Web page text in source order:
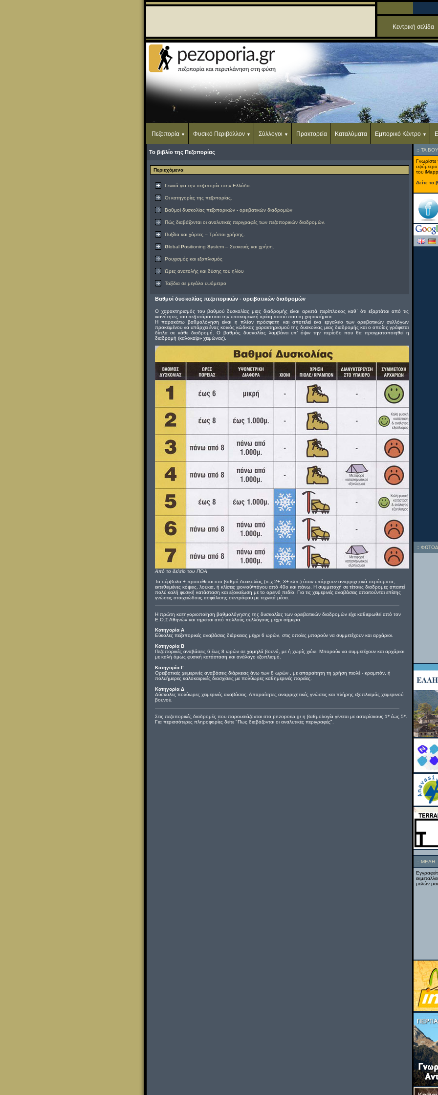
Κεντρική σελίδα
Πεζοπορία Φυσικό Περιβάλλον Σύλλογοι Πρακτορεία Καταλύματα Εμπορικό Κέντρο
Το βιβλίο της Πεζοπορίας
Περιεχόμενα
Γενικά για την πεζοπορία στην Ελλάδα.
Οι κατηγορίες της πεζοπορίας.
Βαθμοί δυσκολίας πεζοπορικών - ορειβατικών διαδρομών
Πώς διαβάζονται οι αναλυτικές περιγραφές των πεζοπορικών διαδρομών.
Πυξίδα και χάρτες – Τρόποι χρήσης.
GlobalPositioning System – Συσκευές και χρήση.
Ρουχισμός και εξοπλισμός
Ώρες ανατολής και δύσης του ηλίου
Ταξίδια σε μεγάλο υψόμετρο
Βαθμοί δυσκολίας πεζοπορικών - ορειβατικών διαδρομών
Ο χαρακτηρισμός του βαθμού δυσκολίας μιας διαδρομής είναι αρκετά περίπλοκος καθ΄ ότι εξαρτάται από τις
ικανότητες του πεζοπόρου και την υποκειμενική κρίση αυτού που τη χαρακτήρισε.
Η παρακάτω βαθμολόγηση είναι η πλέον πρόσφατη και αποτελεί ένα εργαλείο των ορειβατικών συλλόγων
προκειμένου να υπάρχει ένας κοινός κώδικας χαρακτηρισμού της δυσκολίας μιας διαδρομής και ο οποίος γράφεται
δίπλα σε κάθε διαδρομή. Ο βαθμός δυσκολίας λαμβάνει υπ’ όψιν την περίοδο που θα πραγματοποιηθεί η
διαδρομή (καλοκαίρι- χειμώνας).
Από το δελτίο του ΠΟΑ
Το σύμβολο + προστίθεται στο βαθμό δυσκολίας (π.χ 2+, 3+ κλπ.) όταν υπάρχουν αναρριχητικά περάσματα,
εκτεθειμένες κόψεις, λούκια, ή κλίσεις χιονιού/πάγου από 40ο και πάνω. Η συμμετοχή σε τέτοιες διαδρομές απαιτεί
πολύ καλή φυσική κατάσταση και εξοικείωση με το ορεινό πεδίο. Για τις χειμερινές αναβάσεις απαιτούνται επίσης
γνώσεις στοιχειώδους ασφάλισης συντρόφου με τεχνικά μέσα.
Η πρώτη κατηγοριοποίηση βαθμολόγησης της δυσκολίας των ορειβατικών διαδρομών είχε καθιερωθεί από τον
Ε.Ο.Σ Αθηνών και τηρείται από πολλούς συλλόγους μέχρι σήμερα.
Κατηγορία Α
Εύκολες πεζοπορικές αναβάσεις διάρκειας μέχρι 6 ωρών, στις οποίες μπορούν να συμμετέχουν και αρχάριοι.
Κατηγορία Β
Πεζοπορικές αναβάσεις 6 έως 8 ωρών σε χαμηλά βουνά, με ή χωρίς χιόνι. Μπορούν να συμμετέχουν και αρχάριοι
με καλή όμως φυσική κατάσταση και ανάλογο εξοπλισμό.
Κατηγορία Γ
Ορειβατικές χειμερινές αναβάσεις διάρκειας άνω των 8 ωρών , με απαραίτητη τη χρήση πιολέ - κραμπόν, ή
πολυήμερες καλοκαιρινές διασχίσεις με πολύωρες καθημερινές πορείες.
Κατηγορία Δ
Δύσκολες πολύωρες χειμερινές αναβάσεις. Απαραίτητες αναρριχητικές γνώσεις και πλήρης εξοπλισμός χειμερινού
βουνού.
Στις πεζοπορικές διαδρομές που παρουσιάζονται στο pezoporia.gr η βαθμολογία γίνεται με αστερίσκους 1* έως 5*.
Για περισσότερες πληροφορίες δείτε "Πως διαβάζονται οι αναλυτικές περιγραφές".
:: ΤΑ
του
Δείτε τα
::
:: ΜΕΛΗ
μελών